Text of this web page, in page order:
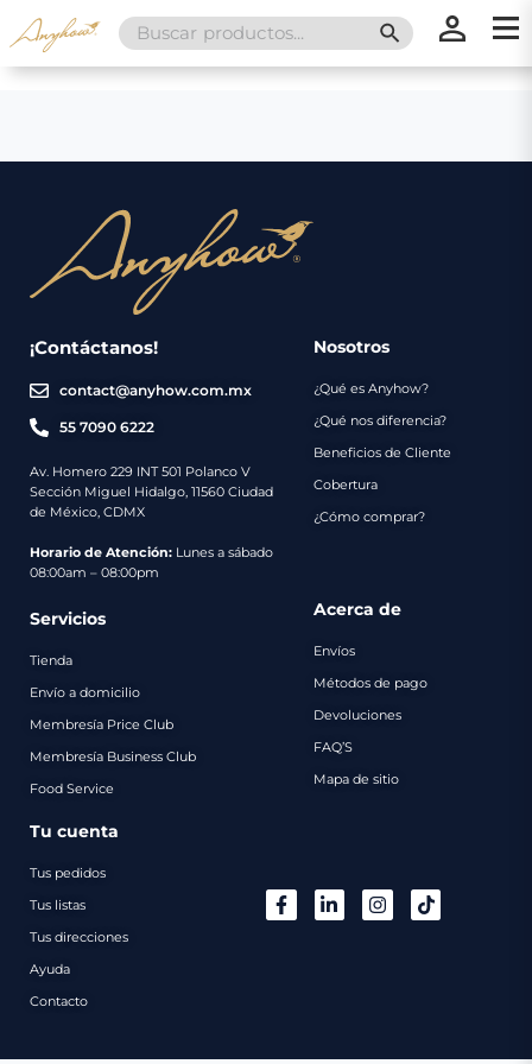
Search
for:
SEARCH
¡Contáctanos!
contact@anyhow.com.mx
55 7090 6222
Av. Homero 229 INT 501 Polanco V
Sección Miguel Hidalgo, 11560 Ciudad
de México, CDMX
Horario de Atención: Lunes a sábado
08:00am – 08:00pm
Nosotros
¿Qué es Anyhow?
¿Qué nos diferencia?
Beneficios de Cliente
Cobertura
¿Cómo comprar?
Servicios
Tienda
Envío a domicilio
Membresía Price Club
Membresía Business Club
Food Service
Acerca de
Envíos
Métodos de pago
Devoluciones
FAQ’S
Mapa de sitio
Tu cuenta
Tus pedidos
Tus listas
Tus direcciones
Ayuda
Contacto
Nosotros
Servicios
Envíos
Métodos
de
Catálogo
Regalos
Contacto